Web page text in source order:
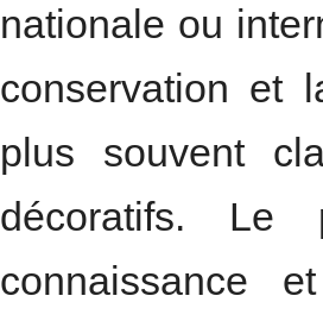
nationale ou
conservation et
plus souvent
décoratifs.
connaissance